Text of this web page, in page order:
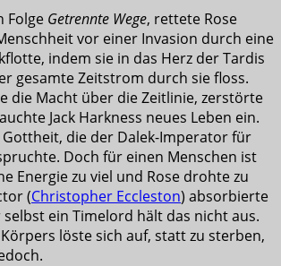
Folge Getrennte Wege, rettete Rose
vor einer Invasion durch eine
indem sie in das Herz der Tardis
gesamte Zeitstrom durch sie floss.
die Macht über die Zeitlinie, zerstörte
Jack Harkness neues Leben ein.
Gottheit, die der Dalek-Imperator für
Doch für einen Menschen ist
Energie zu viel und Rose drohte zu
(Christopher Eccleston) absorbierte
selbst ein Timelord hält das nicht aus.
Körpers löste sich auf, statt zu sterben,